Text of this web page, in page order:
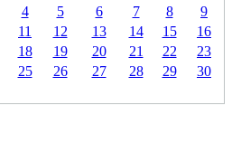
4 5 6 7 8
9
11 12 13 14 15
16
18 19 20 21 22
23
25 26 27 28 29
30